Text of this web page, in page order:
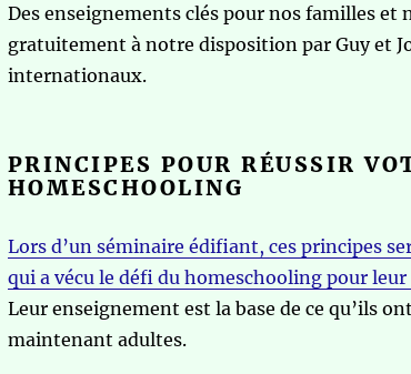
Des enseignements clés pour nos familles et
gratuitement à notre disposition par Guy et
internationaux.
PRINCIPES POUR RÉUSSIR
HOMESCHOOLING
Lors d’un séminaire édifiant, ces principes
qui a vécu le défi du homeschooling pour
Leur enseignement est la base de ce qu’ils
maintenant adultes.